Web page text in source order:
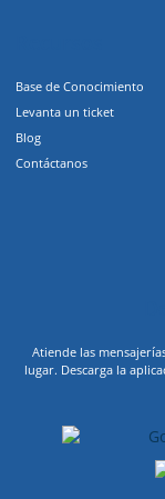
Base de Conocimiento
Levanta un ticket
Blog
Contáctanos
Atiende las
lugar. Descarga la